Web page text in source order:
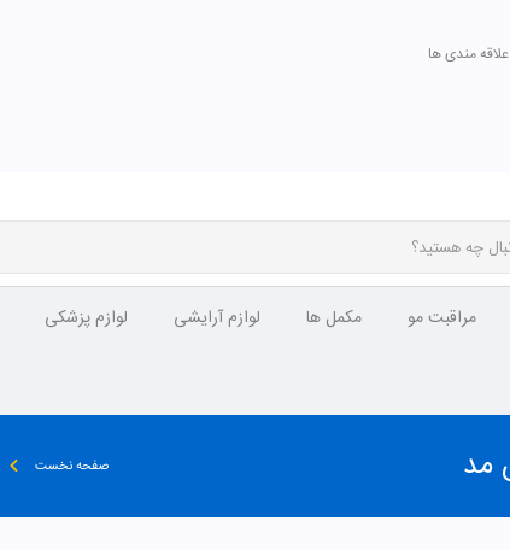
علاقه مندی ها
مراقبت مو مکمل ها لوازم آرایشی لوازم پزشکی
صفحه نخست